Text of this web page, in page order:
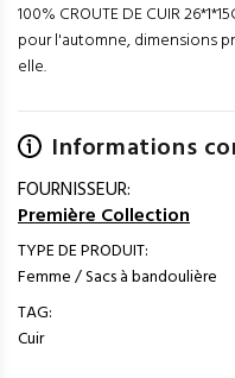
100% CROUTE DE CUIR
pour l'automne, dimensions
elle.
Informations
FOURNISSEUR:
Première Collection
TYPE DE PRODUIT:
Femme / Sacs à bandoulière
TAG:
Cuir